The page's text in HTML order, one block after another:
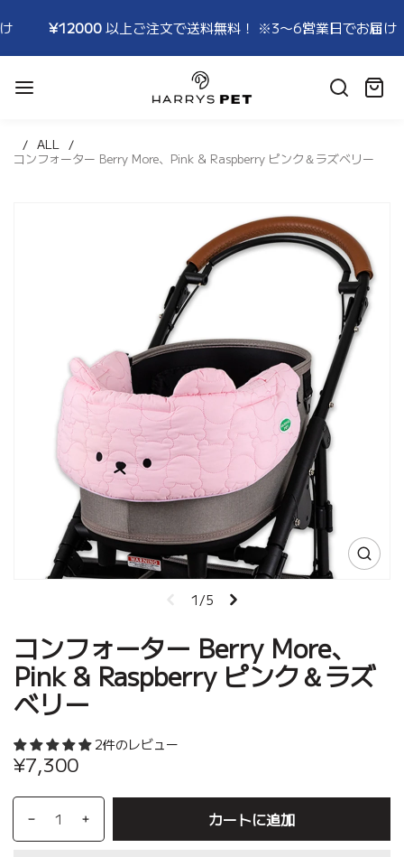
ご注文で送料無料！ ※3〜6営業日でお届け ¥12000以上
HARRYSPET
カ
ALL
コンフォーター Berry More、Pink & Raspberry ピンク＆ラズベリー
1/5
コンフォーター Berry More、
Pink & Raspberry ピンク＆ラズ
ベリー
2件のレビュー
¥7,300
カートに追加